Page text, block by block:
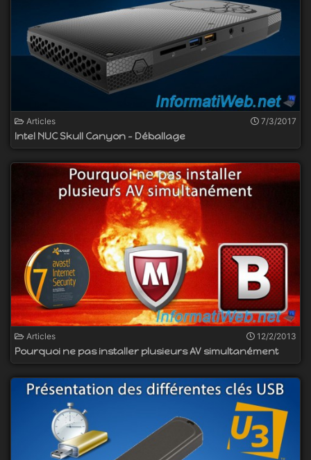
Articles 7/3/2017
Intel NUC Skull Canyon - Déballage
Articles 12/2/2013
Pourquoi ne pas installer plusieurs AV simultanément